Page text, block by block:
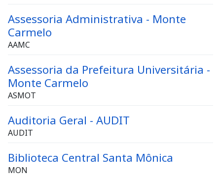
Assessoria Administrativa - Monte
Carmelo
AAMC
Assessoria da Prefeitura Universitária -
Monte Carmelo
ASMOT
Auditoria Geral - AUDIT
AUDIT
Biblioteca Central Santa Mônica
MON